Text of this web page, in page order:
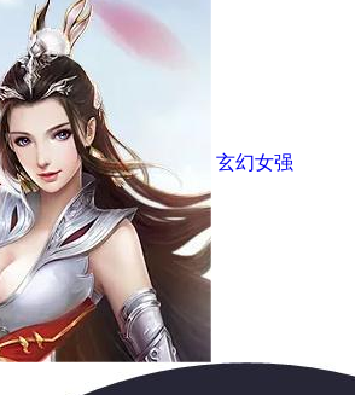
玄幻女强